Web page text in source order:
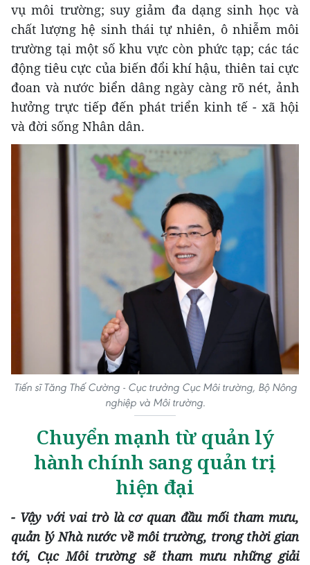
vụ môi trường; suy giảm đa dạng sinh học và
chất lượng hệ sinh thái tự nhiên, ô nhiễm môi
trường tại một số khu vực còn phức tạp; các tác
động tiêu cực của biến đổi khí hậu, thiên tai cực
đoan và nước biển dâng ngày càng rõ nét, ảnh
hưởng trực tiếp đến phát triển kinh tế - xã hội
và đời sống Nhân dân.
Tiến sĩ Tăng Thế Cường - Cục trưởng Cục Môi trường, Bộ Nông
nghiệp và Môi trường.
Chuyển mạnh từ quản lý
hành chính sang quản trị
hiện đại
- Vậy với vai trò là cơ quan đầu mối tham mưu,
quản lý Nhà nước về môi trường, trong thời gian
tới, Cục Môi trường sẽ thammưunhững giải